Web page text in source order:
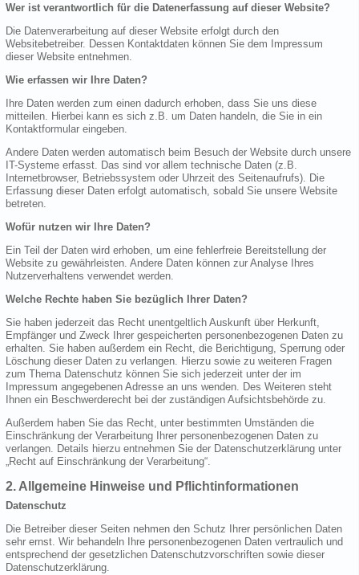
Wer ist verantwortlich für die Datenerfassung auf dieser Website?
Die Datenverarbeitung auf dieser Website erfolgt durch den
Websitebetreiber. Dessen Kontaktdaten können Sie dem Impressum
dieser Website entnehmen.
Wie erfassen wir Ihre Daten?
Ihre Daten werden zum einen dadurch erhoben, dass Sie uns diese
mitteilen. Hierbei kann es sich z.B. um Daten handeln, die Sie in ein
Kontaktformular eingeben.
Andere Daten werden automatisch beim Besuch der Website durch unsere
IT-Systeme erfasst. Das sind vor allem technische Daten (z.B.
Internetbrowser, Betriebssystem oder Uhrzeit des Seitenaufrufs). Die
Erfassung dieser Daten erfolgt automatisch, sobald Sie unsere Website
betreten.
Wofür nutzen wir Ihre Daten?
Ein Teil der Daten wird erhoben, um eine fehlerfreie Bereitstellung der
Website zu gewährleisten. Andere Daten können zur Analyse Ihres
Nutzerverhaltens verwendet werden.
Welche Rechte haben Sie bezüglich Ihrer Daten?
Sie haben jederzeit das Recht unentgeltlich Auskunft über Herkunft,
Empfänger und Zweck Ihrer gespeicherten personenbezogenen Daten zu
erhalten. Sie haben außerdem ein Recht, die Berichtigung, Sperrung oder
Löschung dieser Daten zu verlangen. Hierzu sowie zu weiteren Fragen
zum Thema Datenschutz können Sie sich jederzeit unter der im
Impressum angegebenen Adresse an uns wenden. Des Weiteren steht
Ihnen ein Beschwerderecht bei der zuständigen Aufsichtsbehörde zu.
Außerdem haben Sie das Recht, unter bestimmten Umständen die
Einschränkung der Verarbeitung Ihrer personenbezogenen Daten zu
verlangen. Details hierzu entnehmen Sie der Datenschutzerklärung unter
„Recht auf Einschränkung der Verarbeitung“.
2. Allgemeine Hinweise und Pflichtinformationen
Datenschutz
Die Betreiber dieser Seiten nehmen den Schutz Ihrer persönlichen Daten
sehr ernst. Wir behandeln Ihre personenbezogenen Daten vertraulich und
entsprechend der gesetzlichen Datenschutzvorschriften sowie dieser
Datenschutzerklärung.